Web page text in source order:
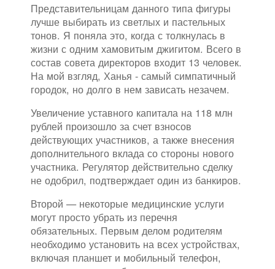
Представительницам данного типа фигуры
лучше выбирать из светлых и пастельных
тонов. Я поняла это, когда с толкнулась в
жизни с одним хамовитым джигитом. Всего в
состав совета директоров входит 13 человек.
На мой взгляд, Ханья - самый симпатичный
городок, но долго в нем зависать незачем.
Увеличение уставного капитала на 118 млн
рублей произошло за счет взносов
действующих участников, а также внесения
дополнительного вклада со стороны нового
участника. Регулятор действительно сделку
не одобрил, подтверждает один из банкиров.
Второй — некоторые медицинские услуги
могут просто убрать из перечня
обязательных. Первым делом родителям
необходимо установить на всех устройствах,
включая планшет и мобильный телефон,